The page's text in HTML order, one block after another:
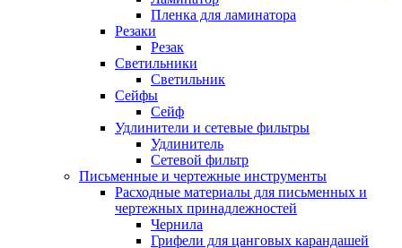
Пленка для ламинатора
Резаки
Резак
Светильники
Светильник
Сейфы
Сейф
Удлинители и сетевые фильтры
Удлинитель
Сетевой фильтр
Письменные и чертежные инструменты
Расходные материалы для письменных и
чертежных принадлежностей
Чернила
Грифели для цанговых карандашей